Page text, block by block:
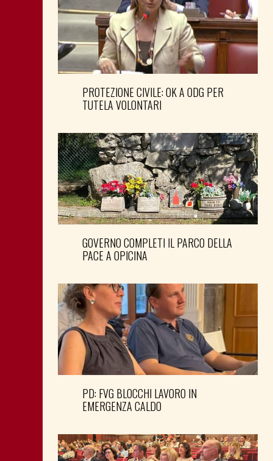
PROTEZIONE CIVILE: OK A ODG PER
TUTELA VOLONTARI
GOVERNO COMPLETI IL PARCO DELLA
PACE A OPICINA
PD: FVG BLOCCHI LAVORO IN
EMERGENZA CALDO